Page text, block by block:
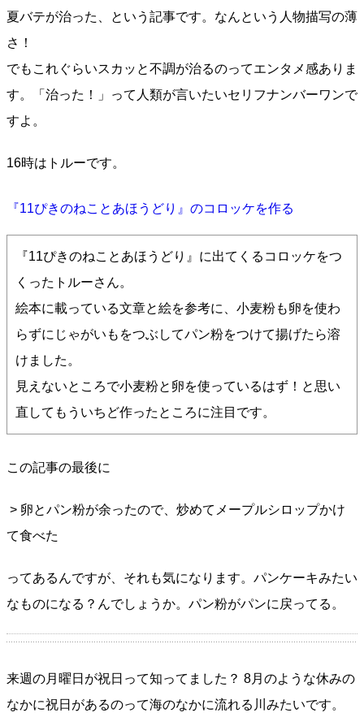
夏バテが治った、という記事です。なんという人物描写の薄
さ！
でもこれぐらいスカッと不調が治るのってエンタメ感ありま
す。「治った！」って人類が言いたいセリフナンバーワンで
すよ。
16時はトルーです。
『11ぴきのねことあほうどり』のコロッケを作る
『11ぴきのねことあほうどり』に出てくるコロッケをつ
くったトルーさん。
絵本に載っている文章と絵を参考に、小麦粉も卵を使わ
らずにじゃがいもをつぶしてパン粉をつけて揚げたら溶
けました。
見えないところで小麦粉と卵を使っているはず！と思い
直してもういちど作ったところに注目です。
この記事の最後に
> 卵とパン粉が余ったので、炒めてメープルシロップかけ
て食べた
ってあるんですが、それも気になります。パンケーキみたい
なものになる？んでしょうか。パン粉がパンに戻ってる。
来週の月曜日が祝日って知ってました？ 8月のような休みの
なかに祝日があるのって海のなかに流れる川みたいです。